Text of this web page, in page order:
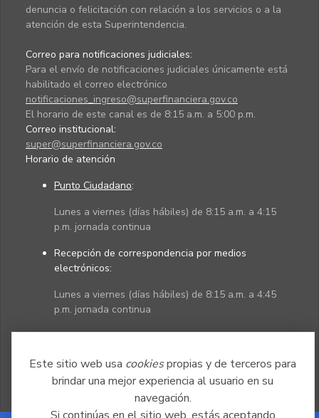
Este sitio web usa cookiespropias y de terceros para
brindar una mejor experiencia al usuario en su
navegación.
denuncia o felicitación con relación a los servicios o a la
atención de esta Superintendencia.
Correo para notificaciones judiciales:
Para el envío de notificaciones judiciales únicamente está
habilitado el correo electrónico
notificaciones_ingreso@superfinanciera.gov.co
El horario de este canal es de 8:15 a.m. a 5:00 p.m.
Correo institucional:
super@superfinanciera.gov.co
Horario de atención
Punto Ciudadano:
Lunes a viernes (días hábiles) de 8:15 a.m. a 4:15
p.m. jornada continua
Recepción de correspondencia por medios
electrónicos:
Lunes a viernes (días hábiles) de 8:15 a.m. a 4:45
p.m. jornada continua